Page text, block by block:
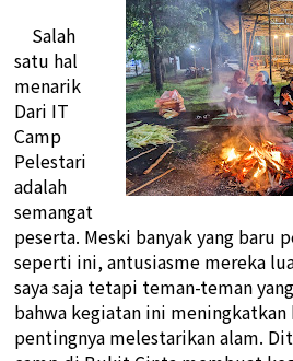
Salah
satu hal
menarik
Dari IT
Camp
Pelestari
adalah
semangat
peserta. Meski banyak yang baru
seperti ini, antusiasme mereka
saya saja tetapi teman-teman
bahwa kegiatan ini meningkatkan
pentingnya melestarikan alam.